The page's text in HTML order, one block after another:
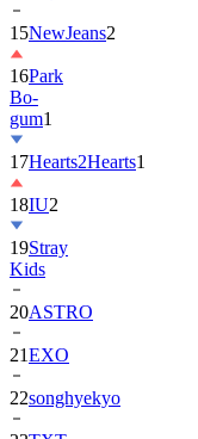
16Park
Bo-
gum1
17Hearts2Hearts
18IU2
19Stray
Kids
20ASTRO
21EXO
22songhyekyo
23TXT